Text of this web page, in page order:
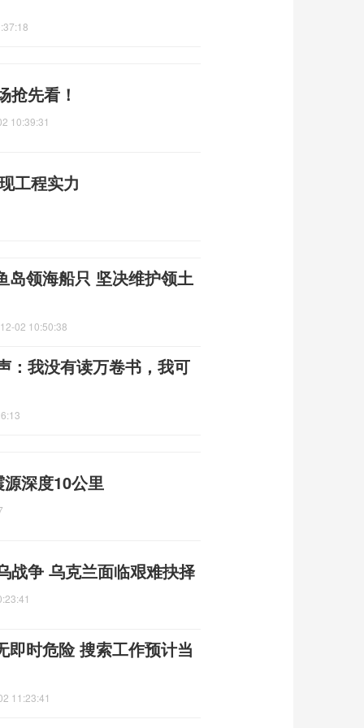
抢先看！
10:39:31
工程实力
岛领海船只 坚决维护领土
02 10:50:38
：我没有读万卷书，我可
深度10公里
战争 乌克兰面临艰难抉择
即时危险 搜索工作预计当
11:23:41